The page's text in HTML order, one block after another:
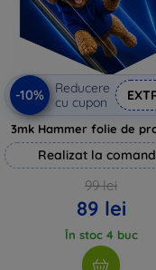
-10%
Reducere
cu cupon
3mk Hammer folie de
Realizat la
99 lei
89 lei
În stoc 4 buc